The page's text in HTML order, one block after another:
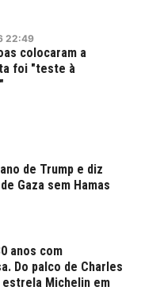
22:49
colocaram a
foi "teste à
de Trump e diz
Gaza sem Hamas
anos com
Do palco de Charles
Michelin em